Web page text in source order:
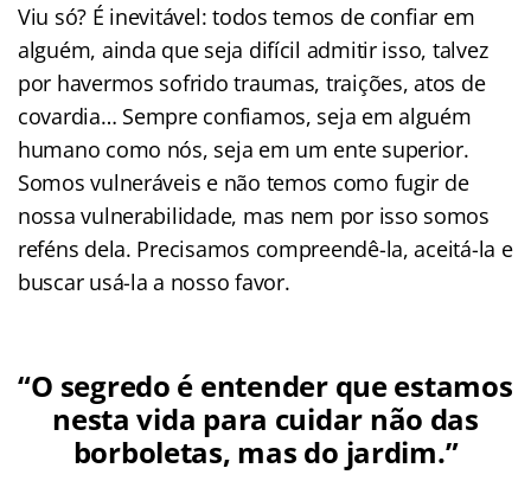
Viu só? É inevitável: todos temos de confiar em
alguém, ainda que seja difícil admitir isso, talvez
por havermos sofrido traumas, traições, atos de
covardia… Sempre confiamos, seja em alguém
humano como nós, seja em um ente superior.
Somos vulneráveis e não temos como fugir de
nossa vulnerabilidade, mas nem por isso somos
reféns dela. Precisamos compreendê-la, aceitá-la e
buscar usá-la a nosso favor.
“O segredo é entender que estamos
nesta vida para cuidar não das
borboletas, mas do jardim.”